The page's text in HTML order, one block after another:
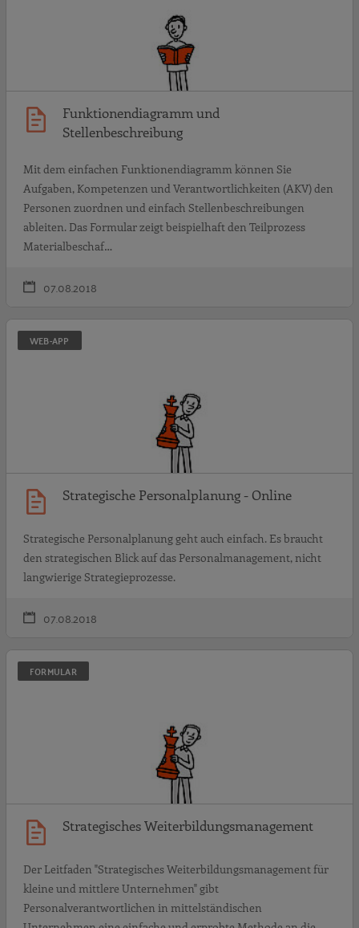
Funktionendiagramm und
Stellenbeschreibung
Mit dem einfachen Funktionendiagramm können Sie
Aufgaben, Kompetenzen und Verantwortlichkeiten (AKV) den
Personen zuordnen und einfach Stellenbeschreibungen
ableiten. Das Formular zeigt beispielhaft den Teilprozess
Materialbeschaf…
07.08.2018
WEB-APP
Strategische Personalplanung - Online
Strategische Personalplanung geht auch einfach. Es braucht
den strategischen Blick auf das Personalmanagement, nicht
langwierige Strategieprozesse.
07.08.2018
FORMULAR
Strategisches Weiterbildungsmanagement
Der Leitfaden "Strategisches Weiterbildungsmanagement für
kleine und mittlere Unternehmen" gibt
Personalverantwortlichen in mittelständischen